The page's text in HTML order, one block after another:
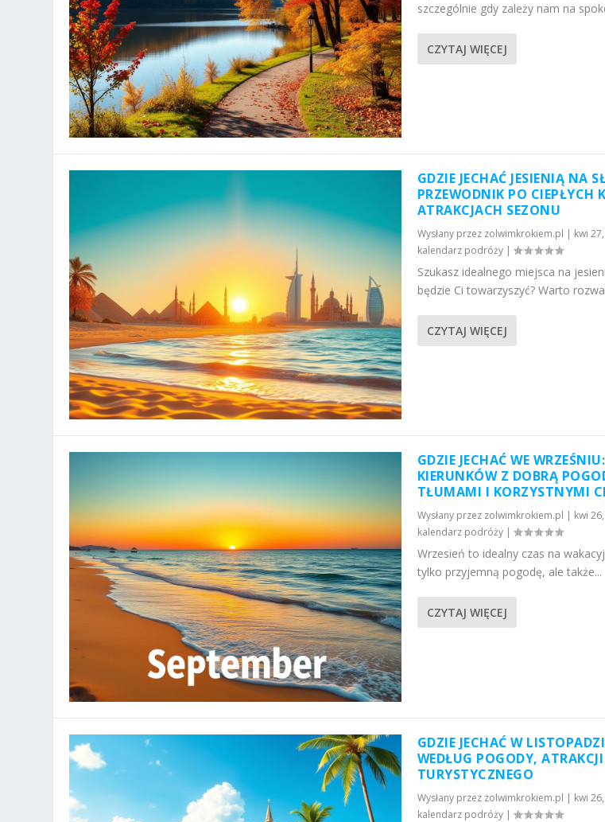
szczególnie gdy zależy nam na
CZYTAJ WIĘCEJ
GDZIE JECHAĆ JESIENIĄ NA
PRZEWODNIK PO CIEPŁYCH
ATRAKCJACH SEZONU
Wysłany przez zolwimkrokiem.pl | kwi
kalendarz podróży|
Szukasz idealnego miejsca na
będzie Ci towarzyszyć? Warto
CZYTAJ WIĘCEJ
GDZIE JECHAĆ WE
KIERUNKÓW Z DOBRĄ
TŁUMAMI I KORZYSTNYMI
Wysłany przez zolwimkrokiem.pl | kwi
kalendarz podróży|
Wrzesień to idealny czas na
tylko przyjemną pogodę, ale także...
CZYTAJ WIĘCEJ
GDZIE JECHAĆ W
WEDŁUG POGODY,
TURYSTYCZNEGO
Wysłany przez zolwimkrokiem.pl | kwi
kalendarz podróży|